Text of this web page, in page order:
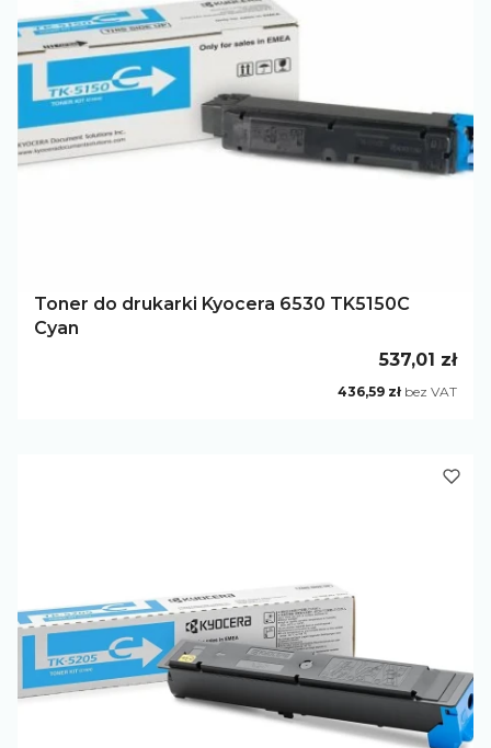
Toner do drukarki Kyocera 6530 TK5150C
Cyan
Cena
537,01 zł
Cena
436,59 zł bez VAT